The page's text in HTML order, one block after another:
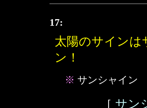
17:
太陽のサインは
ン！
※ サンシャイン
［ サン